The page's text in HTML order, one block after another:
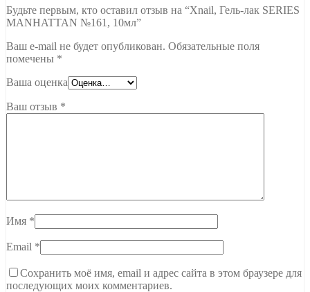
Будьте первым, кто оставил отзыв на “Xnail, Гель-лак SERIES
MANHATTAN №161, 10мл”
Ваш e-mail не будет опубликован. Обязательные поля
помечены *
Ваша оценка
Ваш отзыв *
Имя *
Email *
Сохранить моё имя, email и адрес сайта в этом браузере для
последующих моих комментариев.